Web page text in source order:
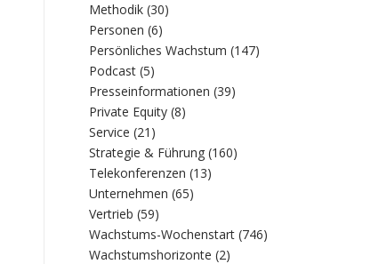
Methodik (30)
Personen (6)
Persönliches Wachstum (147)
Podcast (5)
Presseinformationen (39)
Private Equity (8)
Service (21)
Strategie & Führung (160)
Telekonferenzen (13)
Unternehmen (65)
Vertrieb (59)
Wachstums-Wochenstart (746)
Wachstumshorizonte (2)